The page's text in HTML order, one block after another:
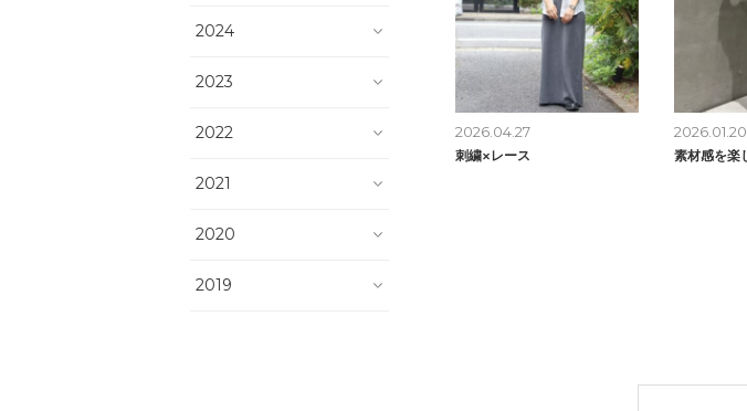
2026.04.27
刺繍×レース
2026.01.20
2024
2023
2022
2021
2020
2019